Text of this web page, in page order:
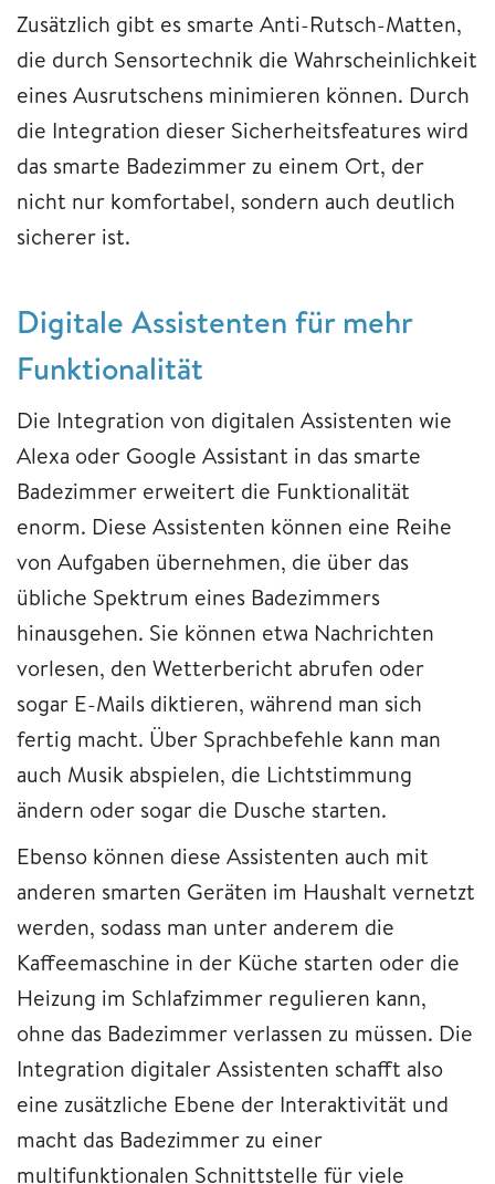
Zusätzlich gibt es smarte Anti-Rutsch-Matten,
die durch Sensortechnik die Wahrscheinlichkeit
eines Ausrutschens minimieren können. Durch
die Integration dieser Sicherheitsfeatures wird
das smarte Badezimmer zu einem Ort, der
nicht nur komfortabel, sondern auch deutlich
sicherer ist.
Digitale Assistenten für mehr
Funktionalität
Die Integration von digitalen Assistenten wie
Alexa oder Google Assistant in das smarte
Badezimmer erweitert die Funktionalität
enorm. Diese Assistenten können eine Reihe
von Aufgaben übernehmen, die über das
übliche Spektrum eines Badezimmers
hinausgehen. Sie können etwa Nachrichten
vorlesen, den Wetterbericht abrufen oder
sogar E-Mails diktieren, während man sich
fertig macht. Über Sprachbefehle kann man
auch Musik abspielen, die Lichtstimmung
ändern oder sogar die Dusche starten.
Ebenso können diese Assistenten auch mit
anderen smarten Geräten im Haushalt vernetzt
werden, sodass man unter anderem die
Kaffeemaschine in der Küche starten oder die
Heizung im Schlafzimmer regulieren kann,
ohne das Badezimmer verlassen zu müssen. Die
Integration digitaler Assistenten schafft also
eine zusätzliche Ebene der Interaktivität und
macht das Badezimmer zu einer
multifunktionalen Schnittstelle für viele